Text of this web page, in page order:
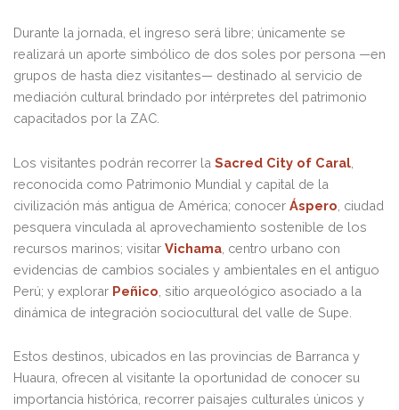
Durante la jornada, el ingreso será libre; únicamente se
realizará un aporte simbólico de dos soles por persona —en
grupos de hasta diez visitantes— destinado al servicio de
mediación cultural brindado por intérpretes del patrimonio
capacitados por la ZAC.
Los visitantes podrán recorrer la Sacred City of Caral
reconocida como Patrimonio Mundial y capital de la
civilización más antigua de América; conocer Áspero , ciudad
pesquera vinculada al aprovechamiento sostenible de los
recursos marinos; visitar Vichama , centro urbano con
evidencias de cambios sociales y ambientales en el antiguo
Perú; y explorar Peñico , sitio arqueológico asociado a la
dinámica de integración sociocultural del valle de Supe.
Estos destinos, ubicados en las provincias de Barranca y
Huaura, ofrecen al visitante la oportunidad de conocer su
importancia histórica, recorrer paisajes culturales únicos y